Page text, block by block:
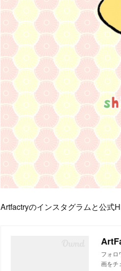
Artfactryのインスタグラムと公式
フォロ
画をチ